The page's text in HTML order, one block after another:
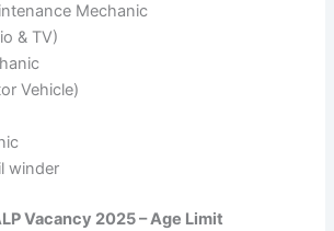
Mechanic
& TV)
Vehicle)
winder
Vacancy 2025 – Age Limit